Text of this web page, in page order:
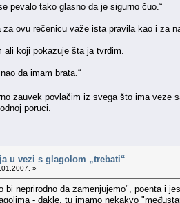
pevalo tako glasno da je sigurno čuo.“
ovu rečenicu važe ista pravila kao i za
koji pokazuje šta ja tvrdim.
da imam brata.“
zauvek povlačim iz svega što ima veze
poruci.
u vezi s glagolom „trebati“
»
neprirodno da zamenjujemo", poenta i
- dakle, tu imamo nekakvo